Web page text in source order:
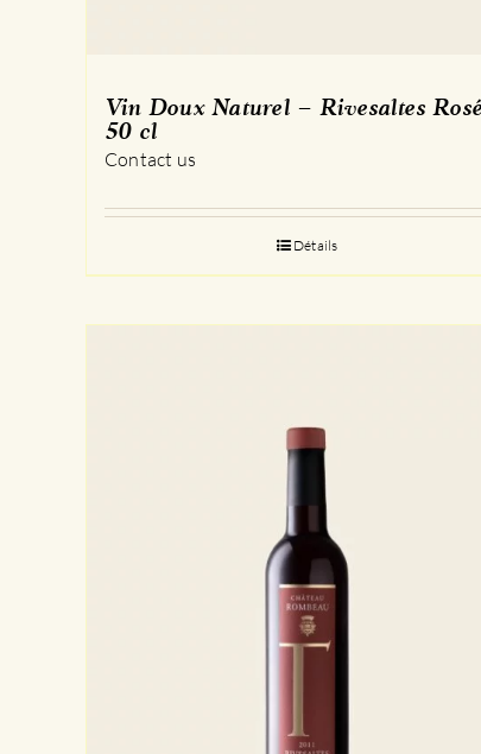
Vin Doux Naturel – Rivesaltes Rosé
50 cl
Contact us
Détails